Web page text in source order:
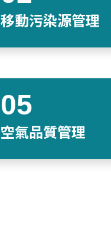
移動污染源管理
空氣品質管理